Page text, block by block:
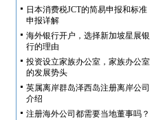
日本消费税JCT的简易申报和标准
申报详解
海外银行开户，选择新加坡星展银
行的理由
投资设立家族办公室，家族办公室
的发展势头
英属离岸群岛泽西岛注册离岸公司
介绍
注册海外公司都需要当地董事吗？